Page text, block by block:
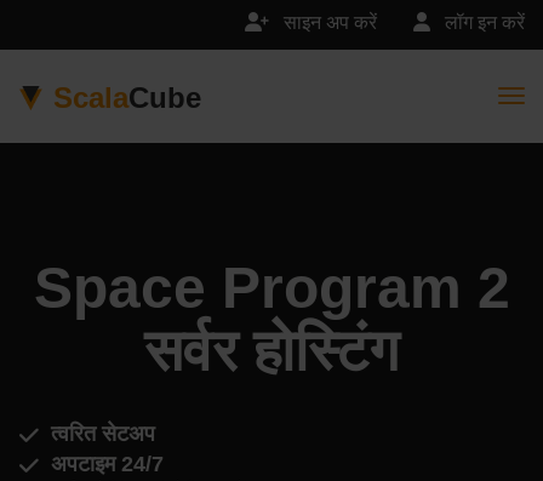
लॉग इन करें
साइन अप करें
ScalaCube
Space Program 2
सर्वर होस्टिंग
त्वरित सेटअप
अपटाइम 24/7